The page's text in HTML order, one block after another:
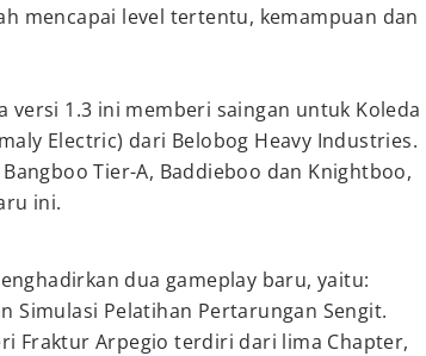
mencapai level tertentu, kemampuan dan
versi 1.3 ini memberi saingan untuk Koleda
Electric) dari Belobog Heavy Industries.
Tier-A, Baddieboo dan Knightboo,
ini.
dua gameplay baru, yaitu:
Simulasi Pelatihan Pertarungan Sengit.
Fraktur Arpegio terdiri dari lima Chapter,